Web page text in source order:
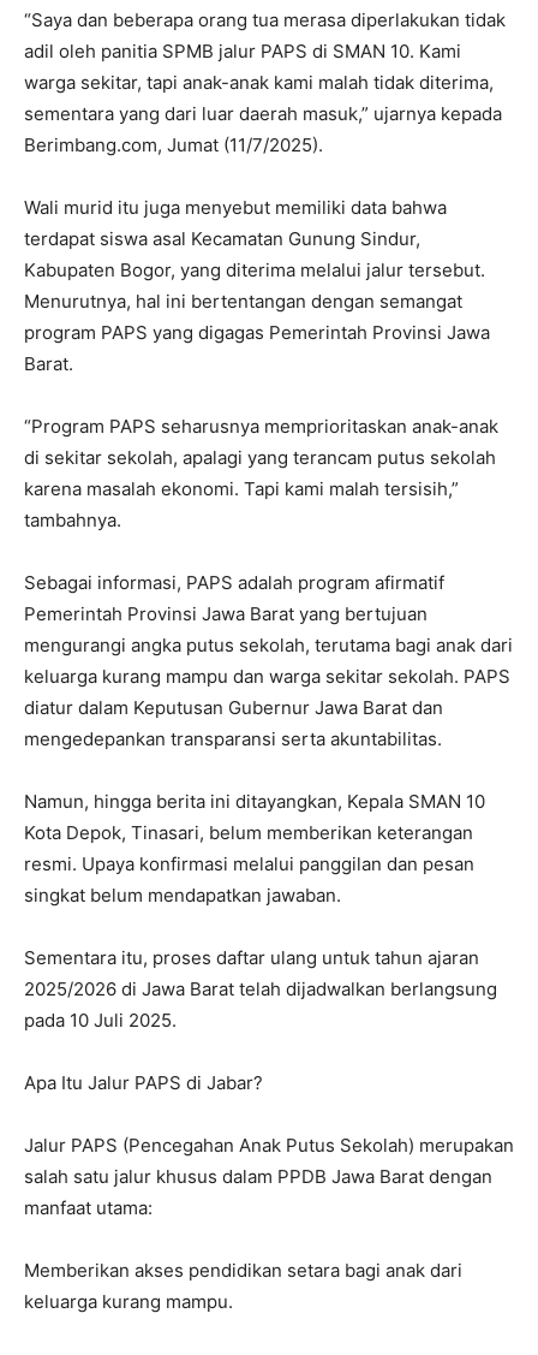
“Saya dan beberapa orang tua merasa diperlakukan tidak
adil oleh panitia SPMB jalur PAPS di SMAN 10. Kami
warga sekitar, tapi anak-anak kami malah tidak diterima,
sementara yang dari luar daerah masuk,” ujarnya kepada
Berimbang.com, Jumat (11/7/2025).
Wali murid itu juga menyebut memiliki data bahwa
terdapat siswa asal Kecamatan Gunung Sindur,
Kabupaten Bogor, yang diterima melalui jalur tersebut.
Menurutnya, hal ini bertentangan dengan semangat
program PAPS yang digagas Pemerintah Provinsi Jawa
Barat.
“Program PAPS seharusnya memprioritaskan anak-anak
di sekitar sekolah, apalagi yang terancam putus sekolah
karena masalah ekonomi. Tapi kami malah tersisih,”
tambahnya.
Sebagai informasi, PAPS adalah program afirmatif
Pemerintah Provinsi Jawa Barat yang bertujuan
mengurangi angka putus sekolah, terutama bagi anak dari
keluarga kurang mampu dan warga sekitar sekolah. PAPS
diatur dalam Keputusan Gubernur Jawa Barat dan
mengedepankan transparansi serta akuntabilitas.
Namun, hingga berita ini ditayangkan, Kepala SMAN 10
Kota Depok, Tinasari, belum memberikan keterangan
resmi. Upaya konfirmasi melalui panggilan dan pesan
singkat belum mendapatkan jawaban.
Sementara itu, proses daftar ulang untuk tahun ajaran
2025/2026 di Jawa Barat telah dijadwalkan berlangsung
pada 10 Juli 2025.
Apa Itu Jalur PAPS di Jabar?
Jalur PAPS (Pencegahan Anak Putus Sekolah) merupakan
salah satu jalur khusus dalam PPDB Jawa Barat dengan
manfaat utama:
Memberikan akses pendidikan setara bagi anak dari
keluarga kurang mampu.